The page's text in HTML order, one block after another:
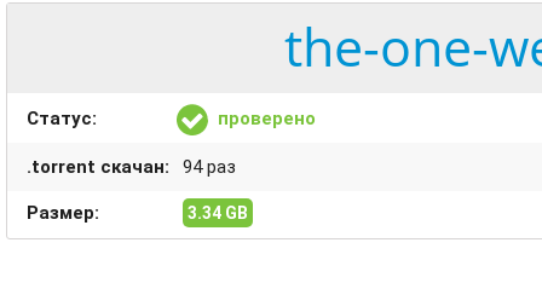
the-one-
Статус: проверено
.torrent скачан: 94 раз
Размер: 3.34 GB